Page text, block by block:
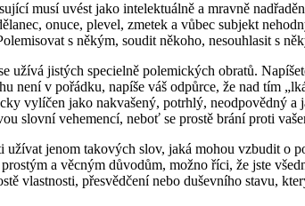
musí uvést jako intelektuálně a mravně
onuce, plevel, zmetek a vůbec subjekt
s někým, soudit někoho, nesouhlasit s
užívá jistých specielně polemických obratů.
není v pořádku, napíše váš odpůrce, že nad tím
vylíčen jako nakvašený, potrhlý,
slovní vehemencí, neboť se prostě brání proti
jenom takových slov, jaká mohou vzbudit o
a věcným důvodům, možno říci, že jste
vlastnosti, přesvědčení nebo duševního stavu,